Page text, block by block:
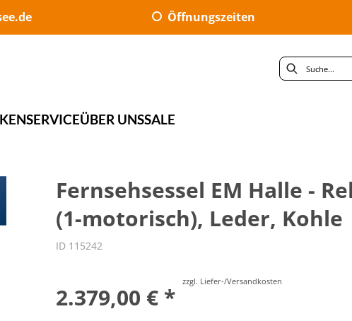
Öffnungszeiten
SERVICEÜBER UNSSALE
Fernsehsessel EM Halle -
(1-motorisch), Leder, Kohle
ID 115242
2.379,00 € *
zzgl. Liefer-/Versandkosten